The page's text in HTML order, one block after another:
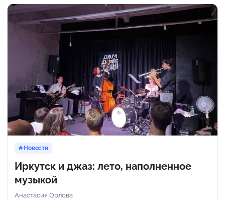
Новости
Иркутск и джаз: лето, наполненное
музыкой
Анастасия Орлова